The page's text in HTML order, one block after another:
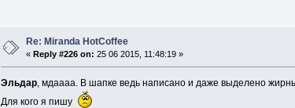
Re: Miranda HotCoffee
«Reply #226 on: 25 06 2015, 11:48:19 »
Эльдар, мдаааа. В шапке ведь написано и даже выделено
Для кого я пишу